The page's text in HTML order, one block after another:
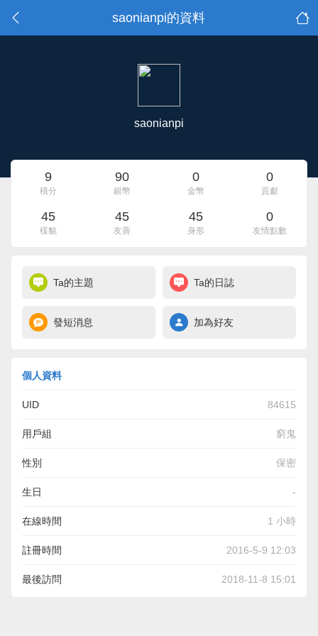
saonianpi的資料
saonianpi
9
積分
90
銀幣
0
金幣
0
貢獻
45
樣貌
45
友善
45
身形
0
友情點數
Ta的主題 Ta的日誌
發短消息 加為好友
個人資料
UID 84615
用戶組 窮鬼
性別 保密
生日 -
在線時間 1 小時
註冊時間 2016-5-9 12:03
最後訪問 2018-11-8 15:01